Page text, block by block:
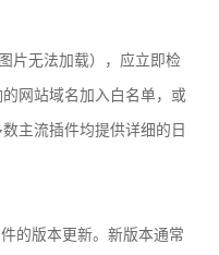
片无法加载），应立即检
网站域名加入白名单，或
主流插件均提供详细的日
的版本更新。新版本通常